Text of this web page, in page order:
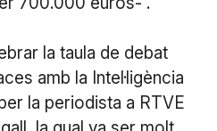
la taula de debat
amb la Intel·ligència
la periodista a RTVE